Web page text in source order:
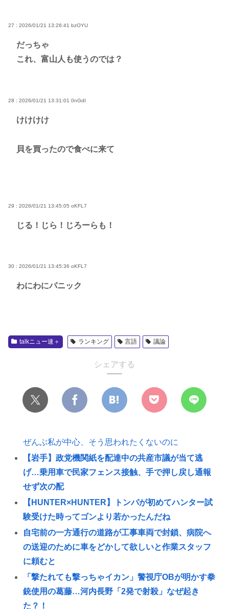
27 : 2026/01/21 13:26:41 bzOYU
だっちゃ
これ、富山人も使うのでは？
28 : 2026/01/21 13:31:01 0nGdI
けけけけ
貝を買ったので食べに来て
29 : 2026/01/21 13:45:05 oKFL7
じる！じら！じろーらも！
30 : 2026/01/21 13:45:36 oKFL7
わにわにパニック
talkニュー速＋ ランキング 言語 議論
シェアする
ぜんぶ私が中心、そう思われたくないのに
【岩手】政党機関紙を配達中の共産市議が当て逃
げ…乗用車で民家フェンス接触、手で押し戻し通報
せず次の配
【HUNTER×HUNTER】トンパが初めてハンター試
験受けた時ってゴンより若かったんだね
自宅前の一方通行の道路が工事車両で封鎖、病院へ
の送迎のために車をどかして欲しいと作業スタッフ
に頼むと
「撃たれても撃っちゃイカン」警視庁OBが明かす拳
銃使用の葛藤…河内長野「2発で射殺」なぜ起き
た？！